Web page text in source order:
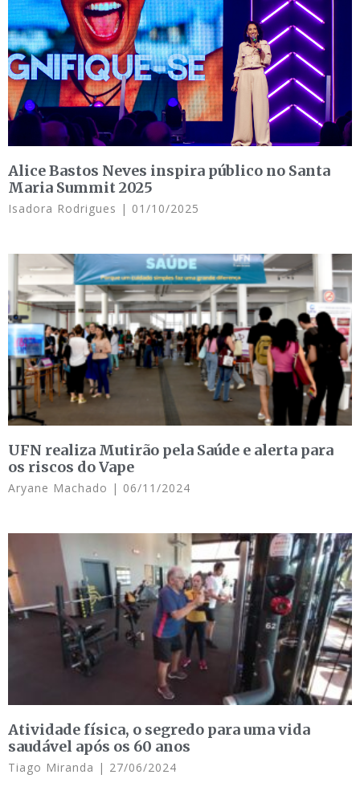
Alice Bastos Neves inspira público no Santa
Maria Summit 2025
Isadora Rodrigues 01/10/2025
UFN realiza Mutirão pela Saúde e alerta para
os riscos do Vape
Aryane Machado 06/11/2024
Atividade física, o segredo para uma vida
saudável após os 60 anos
Tiago Miranda 27/06/2024